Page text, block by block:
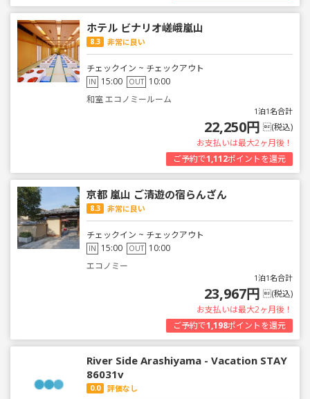
ホテル ビナリオ嵯峨嵐山
8.3 非常に良い
チェックイン ~ チェックアウト
IN 15:00 OUT 10:00
和室 エコノミールーム
1泊1名合計
22,250円 (税込)
お支払いは最大2ヶ月後！
ご予約で1,112ポイントを還元
京都 嵐山 ご清遊の宿らんざん
8.3 非常に良い
チェックイン ~ チェックアウト
IN 15:00 OUT 10:00
エコノミー
1泊1名合計
23,967円 (税込)
お支払いは最大2ヶ月後！
ご予約で1,198ポイントを還元
River Side Arashiyama - Vacation STAY
86031v
0.0 評価なし